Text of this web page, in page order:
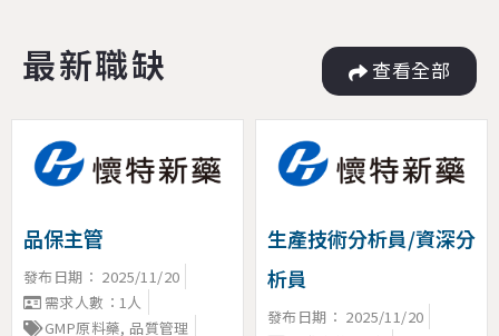
最新職缺 查看全部
品保主管
發布日期： 2025/11/20
需求人數：1人
GMP原料藥, 品質管理
生產技術分析員/資深分
析員
發布日期： 2025/11/20